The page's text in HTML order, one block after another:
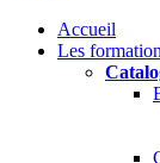
Accueil
Les